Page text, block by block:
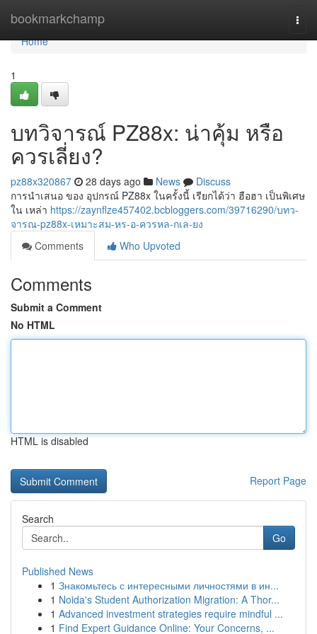
bookmarkchamp
Home
Home
1
บทวิจารณ์ PZ88x: น่าคุ้ม หรือ
ควรเลี่ยง?
pz88x320867 28 days ago News
Discuss
การนำเสนอ ของ อุปกรณ์ PZ88x ในครั้งนี้ เรียกได้ว่า ฮือฮา เป็นพิเศษ
ใน เหล่า https://zaynflze457402.bcbloggers.com/39716290/บทว-
จารณ-pz88x-เหมาะสม-หร-อ-ควรหล-กเล-ยง
Comments
Who Upvoted
Comments
Submit a Comment
No HTML
HTML is disabled
Report Page
Search
Go
Published News
1 Знакомьтесь с интересными личностями в ин...
1 Noida's Student Authorization Migration: A Thor...
1 Advanced investment strategies require mindful ...
1 Find Expert Guidance Online: Your Concerns, ...